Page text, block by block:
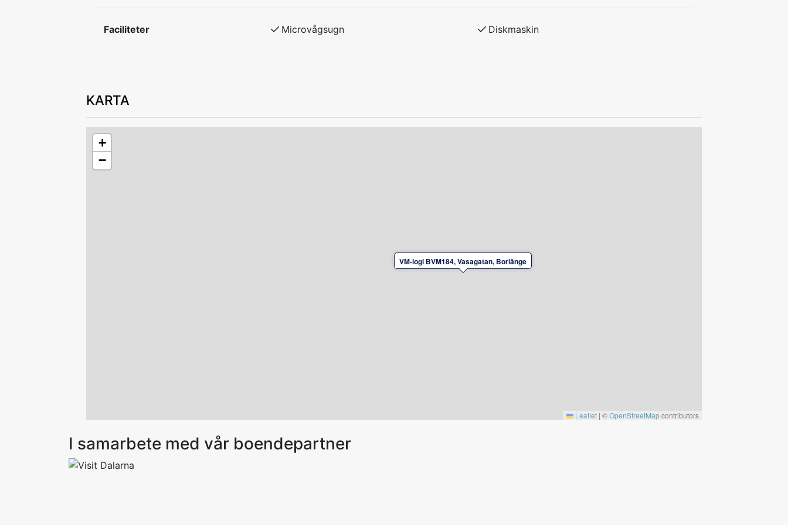
Ej rökning. Ej husdjur. Husdjur får ej medtagas.
Lämna boendet i gott skick vid avresa.
Av säkerhetsskäl är det ej tillåtet att ladda el/laddhybrid-bilar vid boendet.
Faciliteter Microvågsugn Diskmaskin
KARTA
VM-logi BVM184, Vasagatan, Borlänge
+
−
Leaflet | ©OpenStreetMapcontributors
I samarbete med vår boendepartner